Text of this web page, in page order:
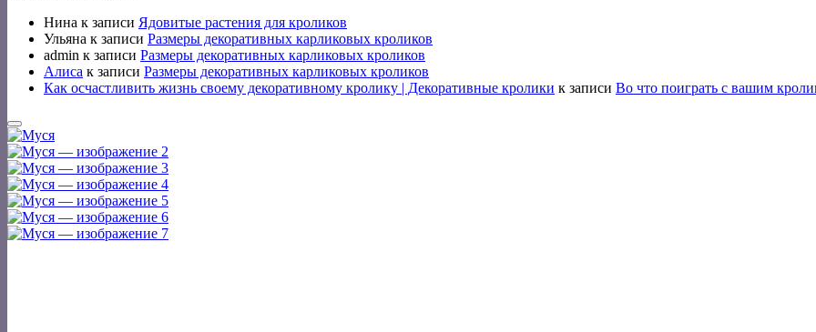
Нина к записи Ядовитые растения для кроликов
Ульяна к записи Размеры декоративных карликовых кроликов
admin к записи Размеры декоративных карликовых кроликов
Алиса к записи Размеры декоративных карликовых кроликов
Как осчастливить жизнь своему декоративному кролику | Декоративные кролики к записи Во что поиграть с вашим